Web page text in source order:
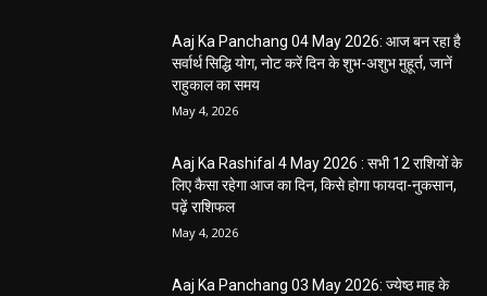
Aaj Ka Panchang 04 May 2026: आज बन रहा है
सर्वार्थ सिद्धि योग, नोट करें दिन के शुभ-अशुभ मुहूर्त, जानें
राहुकाल का समय
May 4, 2026
Aaj Ka Rashifal 4 May 2026 : सभी 12 राशियों के
लिए कैसा रहेगा आज का दिन, किसे होगा फायदा-नुकसान,
पढ़ें राशिफल
May 4, 2026
Aaj Ka Panchang 03 May 2026: ज्येष्ठ माह के